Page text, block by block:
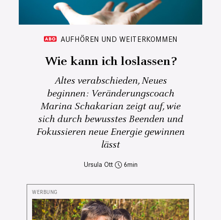
AUFHÖREN UND WEITERKOMMEN
Wie kann ich loslassen?
Altes verabschieden, Neues
beginnen: Veränderungscoach
Marina Schakarian zeigt auf, wie
sich durch bewusstes Beenden und
Fokussieren neue Energie gewinnen
lässt
Ursula Ott 6